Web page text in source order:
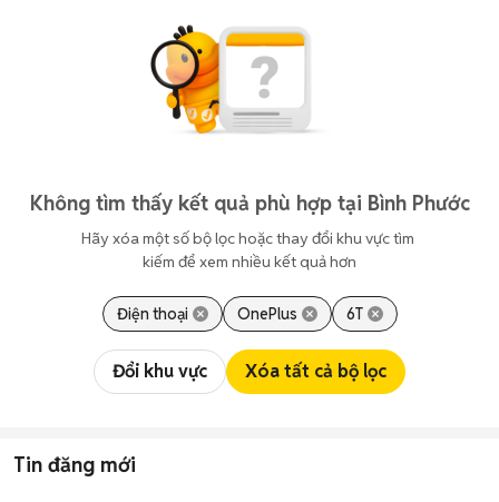
Không tìm thấy kết quả phù hợp tại Bình Phước
Hãy xóa một số bộ lọc hoặc thay đổi khu vực tìm
kiếm để xem nhiều kết quả hơn
Điện thoại OnePlus 6T
Đổi khu vực Xóa tất cả bộ lọc
Tin đăng mới